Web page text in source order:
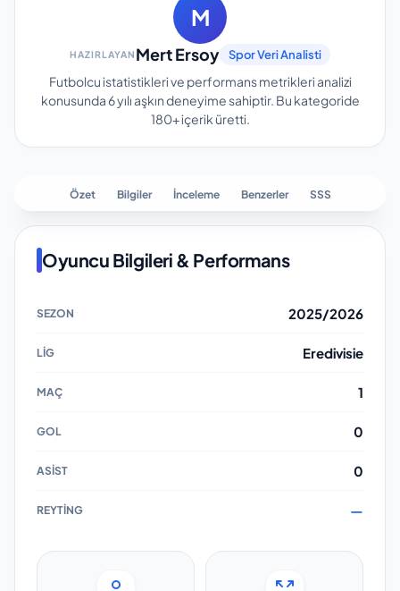
M
HAZIRLAYAN Mert Ersoy Spor Veri Analisti
Futbolcu istatistikleri ve performans metrikleri analizi
konusunda 6 yılı aşkın deneyime sahiptir. Bu kategoride
180+içerik üretti.
Özet Bilgiler İnceleme Benzerler SSS
Oyuncu Bilgileri & Performans
2025/2026
Eredivisie
1
0
0
—